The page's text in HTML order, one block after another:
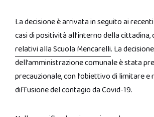
La decisione è arrivata in seguito ai
casi di positività all’interno della cittadina,
relativi alla Scuola Mencarelli. La decisione
dell’amministrazione comunale è stata
precauzionale, con l’obiettivo di limitare e
diffusione del contagio da Covid-19.